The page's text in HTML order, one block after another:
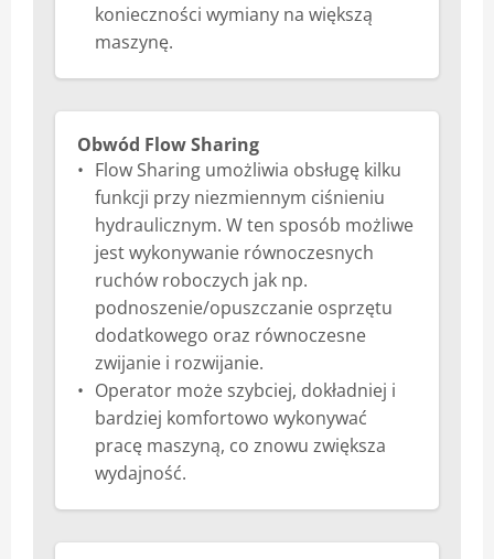
konieczności wymiany na większą
maszynę.
Obwód Flow Sharing
Flow Sharing umożliwia obsługę kilku
funkcji przy niezmiennym ciśnieniu
hydraulicznym. W ten sposób możliwe
jest wykonywanie równoczesnych
ruchów roboczych jak np.
podnoszenie/opuszczanie osprzętu
dodatkowego oraz równoczesne
zwijanie i rozwijanie.
Operator może szybciej, dokładniej i
bardziej komfortowo wykonywać
pracę maszyną, co znowu zwiększa
wydajność.